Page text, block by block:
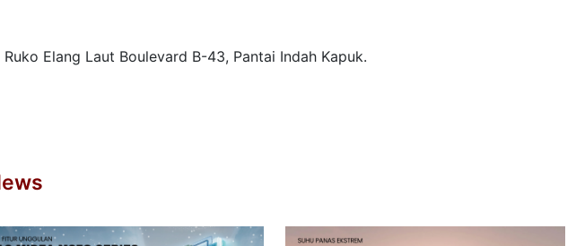
Elang Laut Boulevard B-43, Pantai Indah Kapuk.